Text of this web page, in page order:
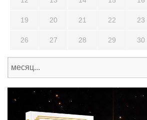
19 20 21 22 23
26 27 28 29 30